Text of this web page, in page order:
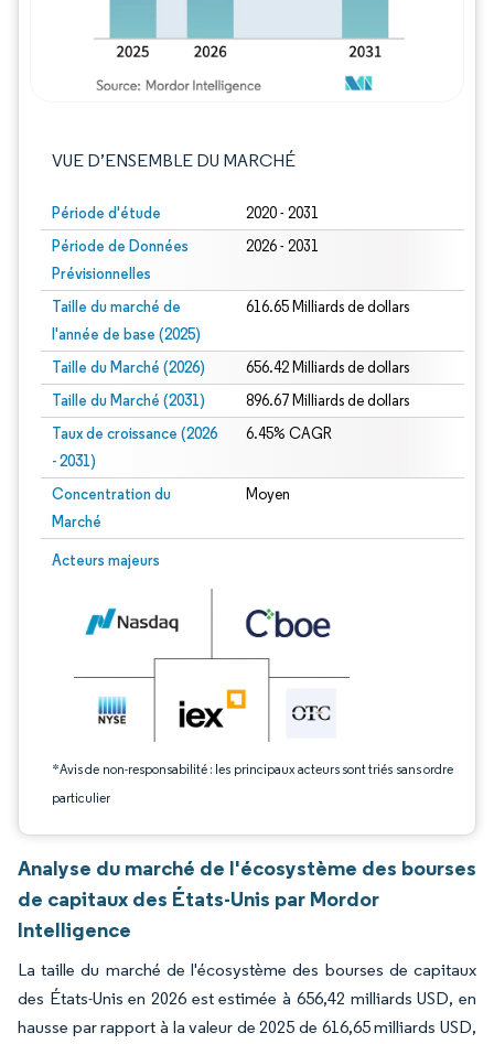
VUE D’ENSEMBLE DU MARCHÉ
Période d'étude 2020 - 2031
Période de Données
Prévisionnelles
2026 - 2031
Taille du marché de
l'année de base (2025)
616.65 Milliards de dollars
Taille du Marché (2026) 656.42 Milliards de dollars
Taille du Marché (2031) 896.67 Milliards de dollars
Taux de croissance (2026
- 2031)
6.45% CAGR
Concentration du
Marché
Moyen
Acteurs majeurs
*Avis de non-responsabilité : les principaux acteurs sont triés sans ordre
particulier
Image © Mordor Intelligence. La réutilisation nécessite une attribution sous CC
Analyse du marché de l'écosystème des bourses
de capitaux des États-Unis par Mordor
Intelligence
La taille du marché de l'écosystème des bourses de capitaux
des États-Unis en 2026 est estimée à 656,42 milliards USD, en
hausse par rapport à la valeur de 2025 de 616,65 milliards USD,